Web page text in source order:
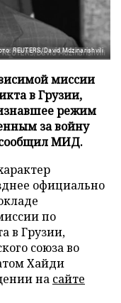
REUTERS/David Mdzinarishvili
миссии
в Грузии,
режим
за войну
сообщил МИД.
официально
по
в Грузии,
союза во
Хайди
на сайте